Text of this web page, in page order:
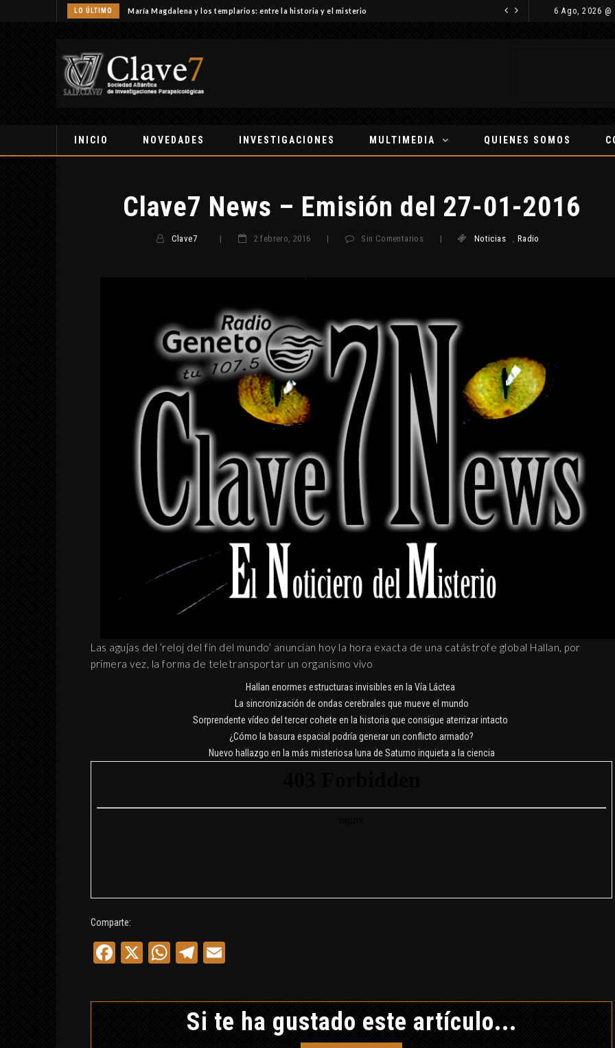
LO ÚLTIMO María Magdalena y los templarios: entre la historia y el misterio 6 Ago, 2026 @
INICIO NOVEDADES INVESTIGACIONES MULTIMEDIA QUIENES SOMOS
Clave7 News – Emisión del 27-01-2016
Clave7 | 2 febrero, 2016 | Sin Comentarios | Noticias , Radio
Las agujas del ‘reloj del fin del mundo’ anuncian hoy la hora exacta de una catástrofe global Hallan, por
primera vez, la forma de teletransportar un organismo vivo
Hallan enormes estructuras invisibles en la Vía Láctea
La sincronización de ondas cerebrales que mueve el mundo
Sorprendente vídeo del tercer cohete en la historia que consigue aterrizar intacto
¿Cómo la basura espacial podría generar un conflicto armado?
Nuevo hallazgo en la más misteriosa luna de Saturno inquieta a la ciencia
Comparte:
Facebook
X WhatsApp
Telegram
Si te ha gustado este artículo...
INTERPRETACIÓN DE
ABRAXAS SEGÚN
BLAVATSKY Y JUNG
KLARA MAUEROVA: LA
12 febrero, 2019
MUNDO